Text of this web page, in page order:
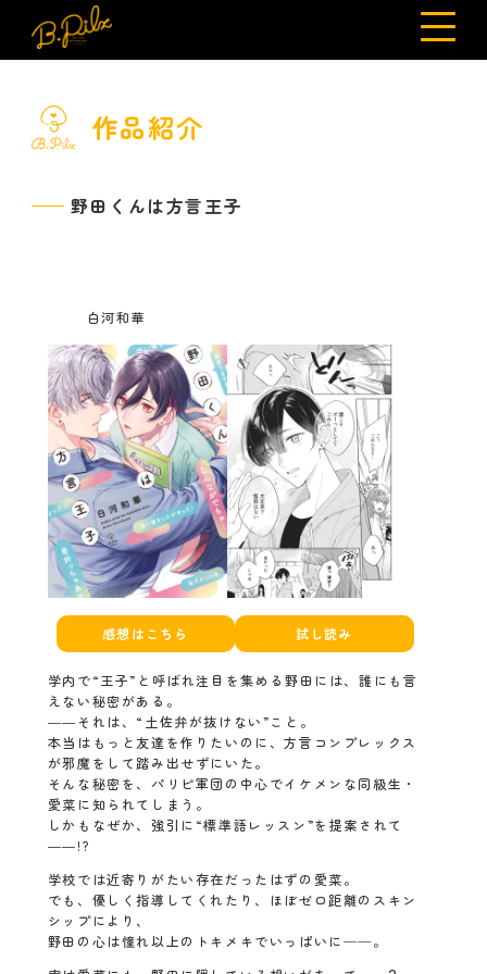
作品紹介
野田くんは方言王子
白河和華
感想はこちら 試し読み
学内で“王子”と呼ばれ注目を集める野田には、誰にも言
えない秘密がある。
――それは、“土佐弁が抜けない”こと。
本当はもっと友達を作りたいのに、方言コンプレックス
が邪魔をして踏み出せずにいた。
そんな秘密を、パリピ軍団の中心でイケメンな同級生・
愛菜に知られてしまう。
しかもなぜか、強引に“標準語レッスン”を提案されて
――!?
学校では近寄りがたい存在だったはずの愛菜。
でも、優しく指導してくれたり、ほぼゼロ距離のスキン
シップにより、
野田の心は憧れ以上のトキメキでいっぱいに──。